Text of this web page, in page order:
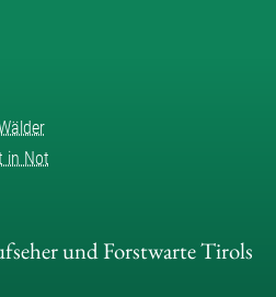
in Not
und Forstwarte Tirols